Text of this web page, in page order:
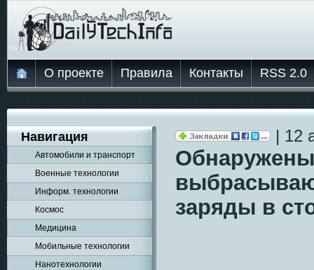
О проекте Правила Контакты RSS 2.0
Навигация
Автомобили и транспорт
Военные технологии
Информ. технологии
Космос
Медицина
Мобильные технологии
Нанотехнологии
| 12
заряды в